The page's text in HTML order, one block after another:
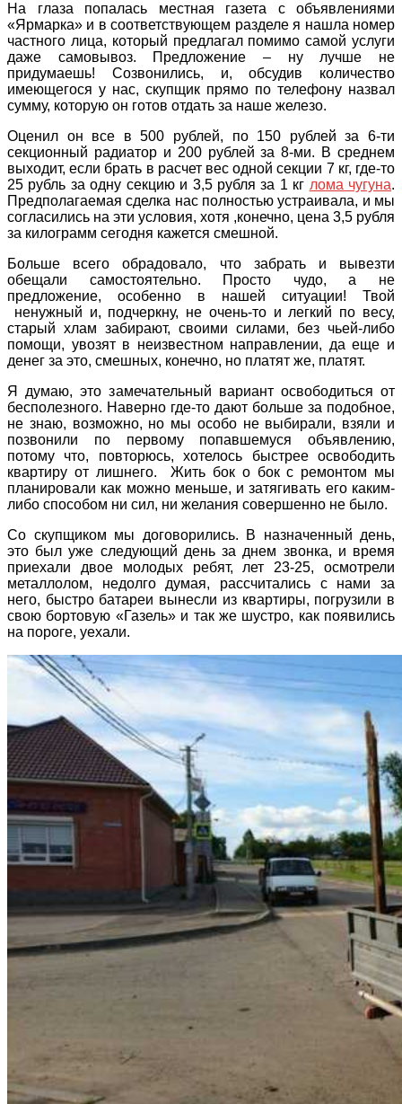
На глаза попалась местная газета с объявлениями
«Ярмарка» и в соответствующем разделе я нашла номер
частного лица, который предлагал помимо самой услуги
даже самовывоз. Предложение – ну лучше не
придумаешь! Созвонились, и, обсудив количество
имеющегося у нас, скупщик прямо по телефону назвал
сумму, которую он готов отдать за наше железо.
Оценил он все в 500 рублей, по 150 рублей за 6-ти
секционный радиатор и 200 рублей за 8-ми. В среднем
выходит, если брать в расчет вес одной секции 7 кг, где-то
25 рубль за одну секцию и 3,5 рубля за 1 кг лома чугуна.
Предполагаемая сделка нас полностью устраивала, и мы
согласились на эти условия, хотя ,конечно, цена 3,5 рубля
за килограмм сегодня кажется смешной.
Больше всего обрадовало, что забрать и вывезти
обещали самостоятельно. Просто чудо, а не
предложение, особенно в нашей ситуации! Твой
ненужный и, подчеркну, не очень-то и легкий по весу,
старый хлам забирают, своими силами, без чьей-либо
помощи, увозят в неизвестном направлении, да еще и
денег за это, смешных, конечно, но платят же, платят.
Я думаю, это замечательный вариант освободиться от
бесполезного. Наверно где-то дают больше за подобное,
не знаю, возможно, но мы особо не выбирали, взяли и
позвонили по первому попавшемуся объявлению,
потому что, повторюсь, хотелось быстрее освободить
квартиру от лишнего. Жить бок о бок с ремонтом мы
планировали как можно меньше, и затягивать его каким-
либо способом ни сил, ни желания совершенно не было.
Со скупщиком мы договорились. В назначенный день,
это был уже следующий день за днем звонка, и время
приехали двое молодых ребят, лет 23-25, осмотрели
металлолом, недолго думая, рассчитались с нами за
него, быстро батареи вынесли из квартиры, погрузили в
свою бортовую «Газель» и так же шустро, как появились
на пороге, уехали.